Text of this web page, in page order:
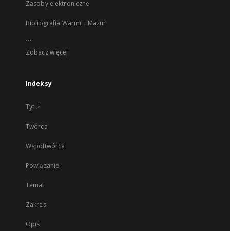
Zasoby elektroniczne
Bibliografia Warmii i Mazur
...
Zobacz więcej
Indeksy
Tytuł
Twórca
Współtwórca
Powiązanie
Temat
Zakres
Opis